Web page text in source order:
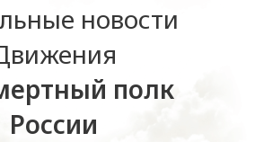
новости
полк
России